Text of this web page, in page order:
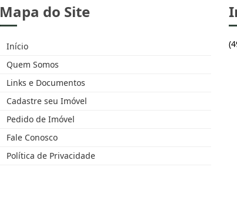
Mapa do Site
Início
Quem Somos
Links e Documentos
Cadastre seu Imóvel
Pedido de Imóvel
Fale Conosco
Política de Privacidade